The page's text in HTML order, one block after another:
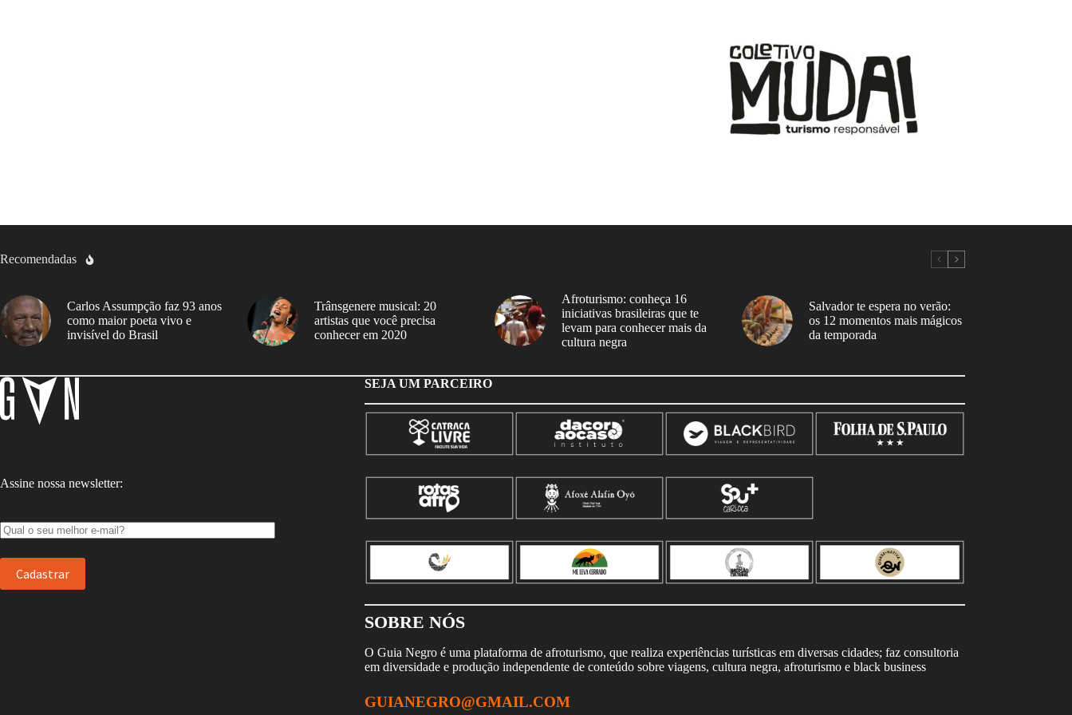
Recomendadas
Carlos Assumpção faz 93 anos
como maior poeta vivo e
invisível do Brasil
Trânsgenere musical: 20
artistas que você precisa
conhecer em 2020
Afroturismo: conheça 16
iniciativas brasileiras que te
levam para conhecer mais da
cultura negra
Salvador te espera no verão:
os 12 momentos mais mágicos
da temporada
Assine nossa newsletter:
SEJA UM PARCEIRO
SOBRE NÓS
O Guia Negro é uma plataforma de afroturismo, que realiza experiências turísticas em diversas cidades; faz consultoria
em diversidade e produção independente de conteúdo sobre viagens, cultura negra, afroturismo e black business
GUIANEGRO@GMAIL.COM